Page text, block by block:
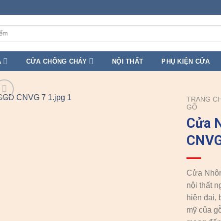
CỬA CHỐNG CHÁY NỘI THẤT PHỤ KIỆN CỬA
TRANG
GỖ
Cửa
Cửa
nội thất
hiện đại,
mỹ của